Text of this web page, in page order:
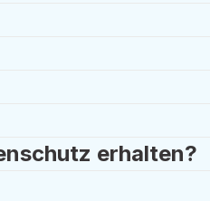
erhalten?